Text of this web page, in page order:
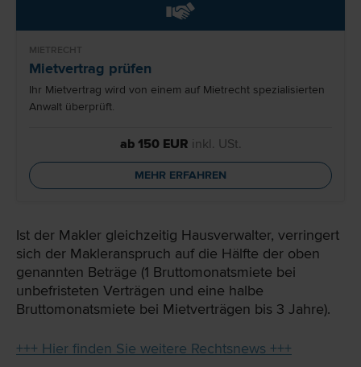
MIETRECHT
Mietvertrag prüfen
Ihr Mietvertrag wird von einem auf Mietrecht spezialisierten
Anwalt überprüft.
ab 150 EUR inkl. USt.
MEHR ERFAHREN
Ist der Makler gleichzeitig Hausverwalter, verringert
sich der Makleranspruch auf die Hälfte der oben
genannten Beträge (1 Bruttomonatsmiete bei
unbefristeten Verträgen und eine halbe
Bruttomonatsmiete bei Mietverträgen bis 3 Jahre).
+++ Hier finden Sie weitere Rechtsnews +++